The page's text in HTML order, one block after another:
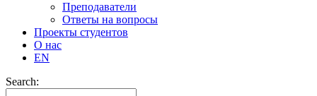
Преподаватели
Ответы на вопросы
Проекты студентов
О нас
EN
Search: